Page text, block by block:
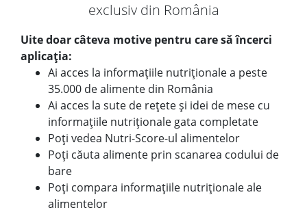
exclusiv din România
Uite doar câteva motive pentru care să încerci
aplicația:
Ai acces la informațiile nutriționale a peste
35.000 de alimente din România
Ai acces la sute de rețete și idei de mese cu
informațiile nutriționale gata completate
Poți vedea Nutri-Score-ul alimentelor
Poți căuta alimente prin scanarea codului de
bare
Poți compara informațiile nutriționale ale
alimentelor